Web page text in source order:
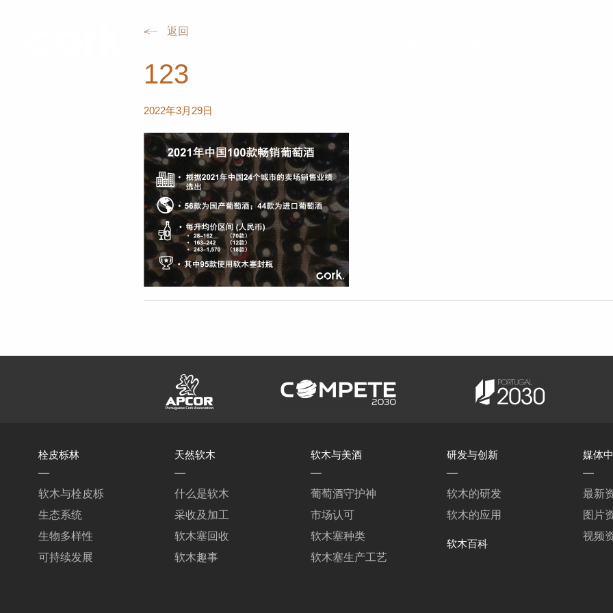
返回
123
2022年3月29日
栓皮栎林
软木与栓皮栎
生态系统
生物多样性
可持续发展
天然软木
什么是软木
采收及加工
软木塞回收
软木趣事
软木与美酒
葡萄酒守护神
市场认可
软木塞种类
软木塞生产工艺
研发与创新
软木的研发
软木的应用
软木百科
媒体
最新
图片
视频